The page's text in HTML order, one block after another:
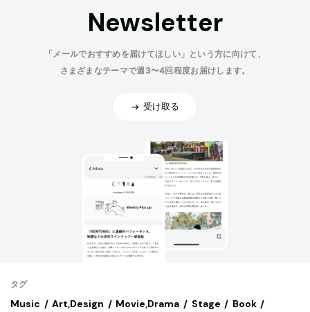
Newsletter
「メールでおすすめを届けてほしい」という方に向けて、
さまざまなテーマで週3〜4回程度お届けします。
受け取る
タグ
Music Art,Design Movie,Drama Stage
Book